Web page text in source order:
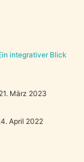
integrativer Blick
21. März 2023
April 2022